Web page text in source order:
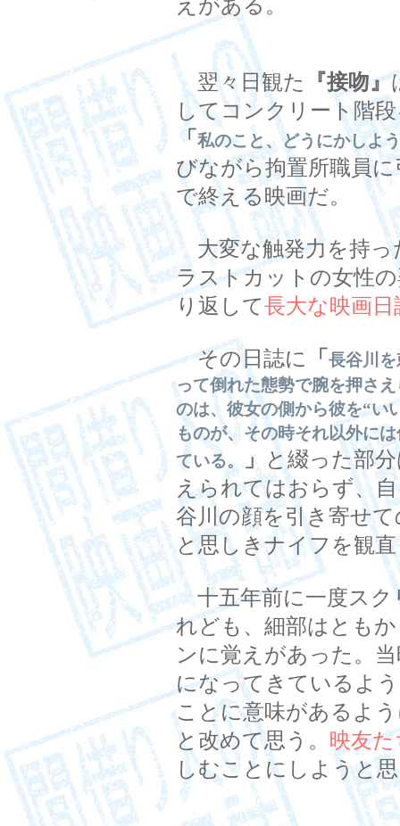
えがある。
翌々日観た 『接吻』
してコンクリート階
「 私のこと、どうにかしよ
びながら拘置所職員
で終える映画だ。
大変な触発力を持っ
ラストカットの女性
り返して長大な映画日
その日誌に 「 長谷川
って倒れた態勢で腕を押さ
のは、彼女の側から彼を“い
ものが、その時それ以外に
ている。
」
と綴った部
えられてはおらず、
谷川の顔を引き寄せ
と思しきナイフを観
十五年前に一度スク
れども、細部はとも
ンに覚えがあった。
になってきているよ
ことに意味があるよ
と改めて思う。 映友
しむことにしようと